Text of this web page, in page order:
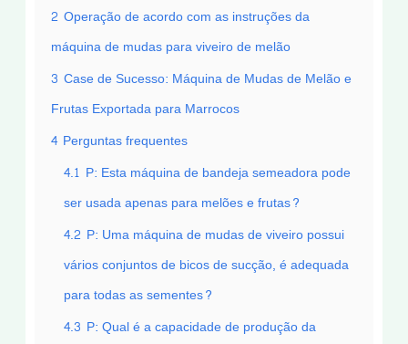
2 Operação de acordo com as instruções da
máquina de mudas para viveiro de melão
3 Case de Sucesso: Máquina de Mudas de Melão e
Frutas Exportada para Marrocos
4 Perguntas frequentes
4.1 P: Esta máquina de bandeja semeadora pode
ser usada apenas para melões e frutas?
4.2 P: Uma máquina de mudas de viveiro possui
vários conjuntos de bicos de sucção, é adequada
para todas as sementes?
4.3 P: Qual é a capacidade de produção da